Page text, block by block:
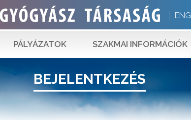
ENG
PÁLYÁZATOK SZAKMAI INFORMÁCIÓK
BEJELENTKEZÉS